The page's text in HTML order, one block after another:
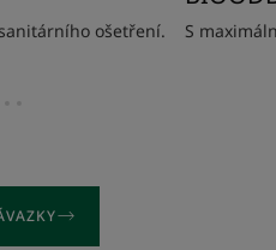
ošetření. S